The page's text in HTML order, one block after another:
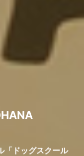
「ドッグスクール